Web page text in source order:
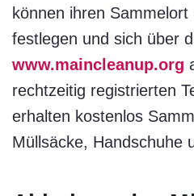
können ihren
festlegen und sich über
www.maincleanup.org
rechtzeitig registrierten
erhalten kostenlos
Müllsäcke, Handschuhe